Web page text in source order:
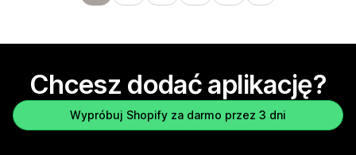
Chcesz dodać aplikację?
Wypróbuj Shopify za darmo przez 3 dni